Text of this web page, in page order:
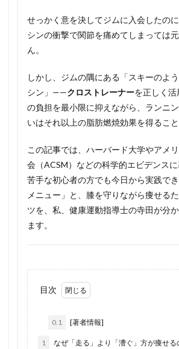
せっかく意を決してジムに入会したの
シンの衝撃で関節を痛めてしまっては
ん。
しかし、ジムの隅にある「スキーのよ
シン」——クロストレーナーを正しく
の負担を最小限に抑えながら、ランニ
いはそれ以上の脂肪燃焼効果を得ること
この記事では、ハーバード大学やアメ
会（ACSM）などの科学的エビデンス
苦手な初心者の方でも今日から実践で
メニュー」と、膝を守りながら痩せる
ツを、私、健康運動指導士の寺田が分
ます。
目次
0.1 [著者情報]
1
なぜ「走る」より「漕ぐ」方が痩せ